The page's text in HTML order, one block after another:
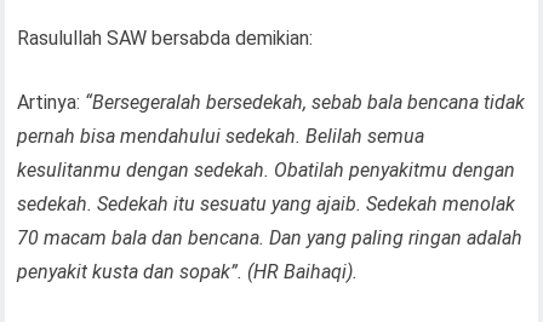
Rasulullah SAW bersabda demikian:
Artinya: “Bersegeralah bersedekah, sebab bala bencana tidak
pernah bisa mendahului sedekah. Belilah semua
kesulitanmu dengan sedekah. Obatilah penyakitmu dengan
sedekah. Sedekah itu sesuatu yang ajaib. Sedekah menolak
70 macam bala dan bencana. Dan yang paling ringan adalah
penyakit kusta dan sopak”. (HR Baihaqi).